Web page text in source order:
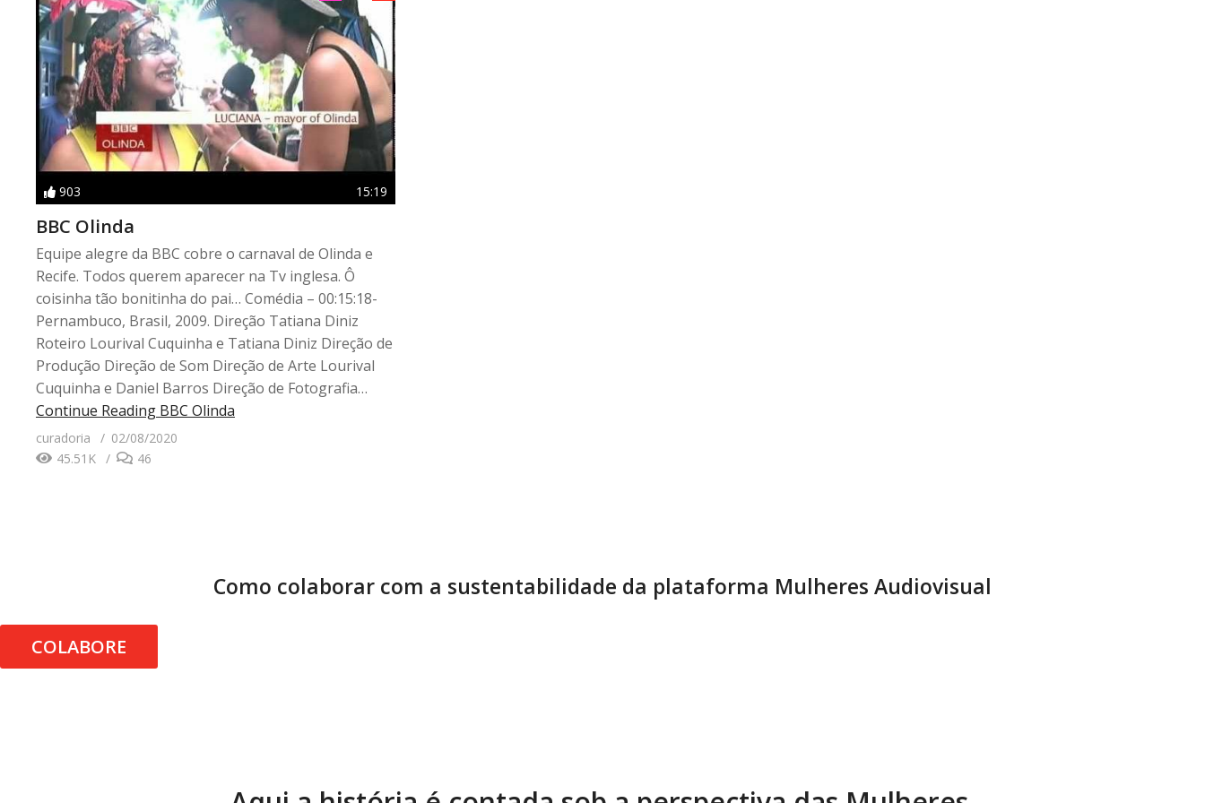
903 15:19
BBC Olinda
Equipe alegre da BBC cobre o carnaval de Olinda e
Recife. Todos querem aparecer na Tv inglesa. Ô
coisinha tão bonitinha do pai… Comédia – 00:15:18-
Pernambuco, Brasil, 2009. Direção Tatiana Diniz
Roteiro Lourival Cuquinha e Tatiana Diniz Direção de
Produção Direção de Som Direção de Arte Lourival
Cuquinha e Daniel Barros Direção de Fotografia…
Continue Reading BBC Olinda
curadoria
02/08/2020
45.51K
46
Como colaborar com a sustentabilidade da plataforma Mulheres Audiovisual
COLABORE